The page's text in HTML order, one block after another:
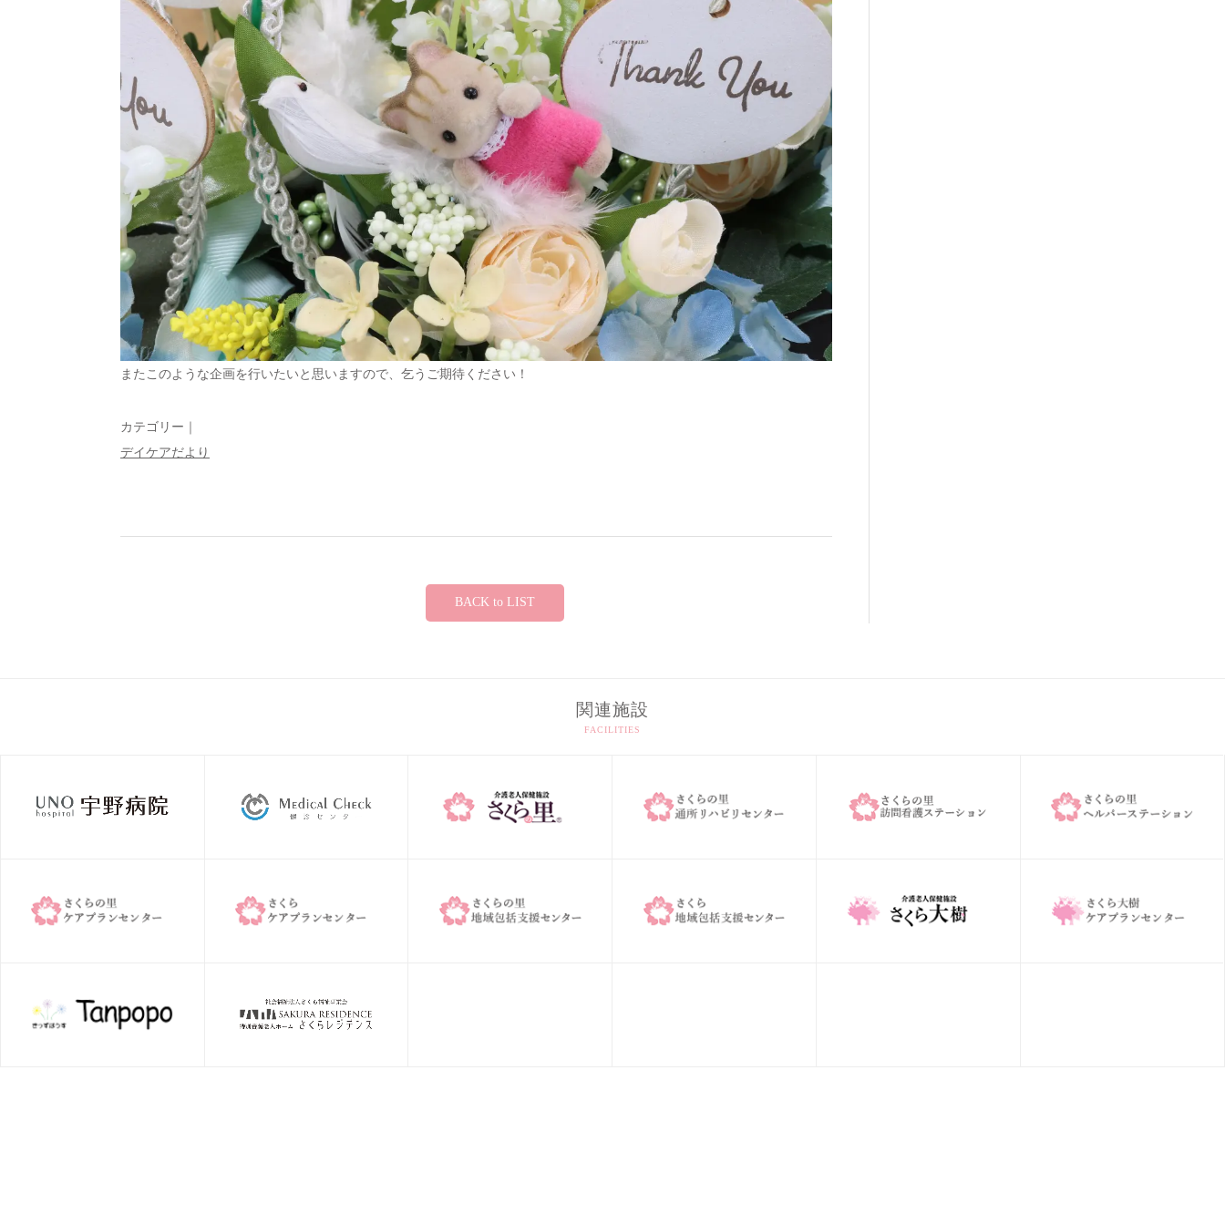
またこのような企画を行いたいと思いますので、乞うご期待ください！
カテゴリー｜
デイケアだより
BACK to LIST
関連施設
FACILITIES